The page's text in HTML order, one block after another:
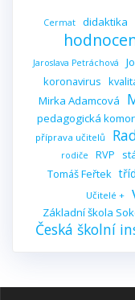
Cermat didaktika
Jaroslava Petráchová
koronavirus
Mirka Adamcová
pedagogická
příprava učitelů
rodiče RVP
Tomáš Feřtek
Učitelé +
Základní škola
Česká školní